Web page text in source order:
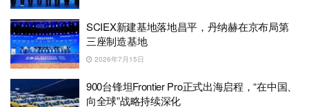
SCIEX新建基地落地昌平，丹纳赫在京布局第
三座制造基地
2026年7月15日
900台锋坦Frontier Pro正式出海启程，“在中国、
向全球”战略持续深化